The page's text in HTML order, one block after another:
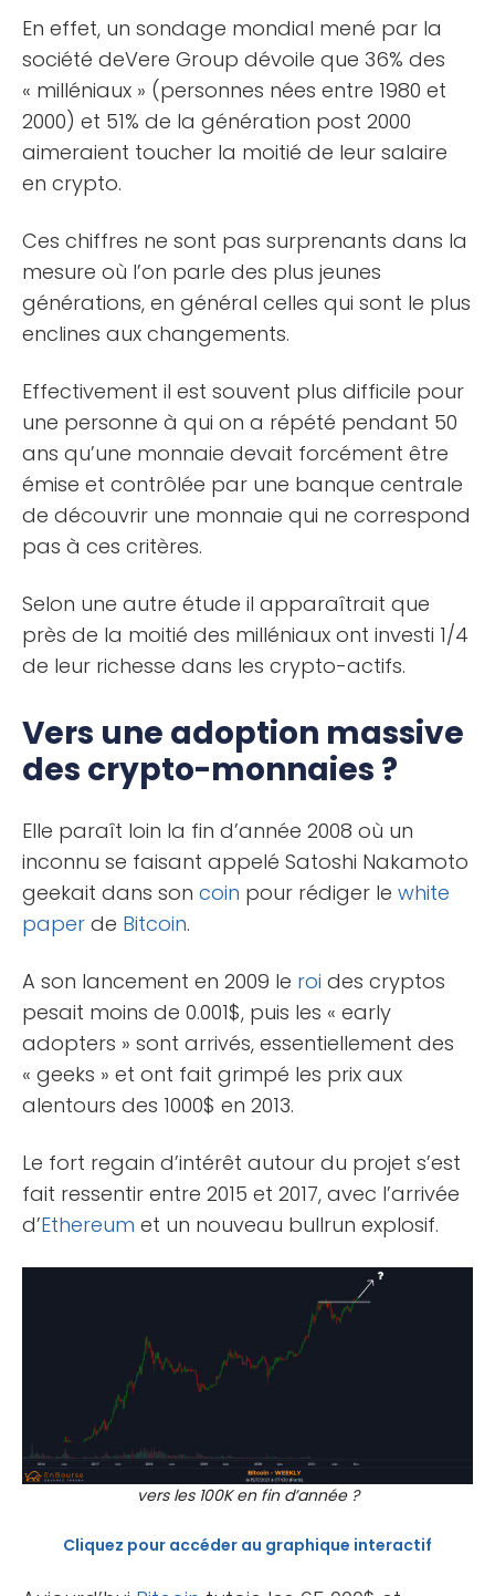
En effet, un sondage mondial mené par la
société deVere Group dévoile que 36% des
« milléniaux » (personnes nées entre 1980 et
2000) et 51% de la génération post 2000
aimeraient toucher la moitié de leur salaire
en crypto.
Ces chiffres ne sont pas surprenants dans la
mesure où l’on parle des plus jeunes
générations, en général celles qui sont le plus
enclines aux changements.
Effectivement il est souvent plus difficile pour
une personne à qui on a répété pendant 50
ans qu’une monnaie devait forcément être
émise et contrôlée par une banque centrale
de découvrir une monnaie qui ne correspond
pas à ces critères.
Selon une autre étude il apparaîtrait que
près de la moitié des milléniaux ont investi 1/4
de leur richesse dans les crypto-actifs.
Vers une adoption massive
des crypto-monnaies ?
Elle paraît loin la fin d’année 2008 où un
inconnu se faisant appelé Satoshi Nakamoto
geekait dans son coin pour rédiger le white
paper de Bitcoin.
A son lancement en 2009 le roi des cryptos
pesait moins de 0.001$, puis les « early
adopters » sont arrivés, essentiellement des
« geeks » et ont fait grimpé les prix aux
alentours des 1000$ en 2013.
Le fort regain d’intérêt autour du projet s’est
fait ressentir entre 2015 et 2017, avec l’arrivée
d’Ethereum et un nouveau bullrun explosif.
vers les 100K en fin d’année ?
Cliquez pour accéder au graphique interactif